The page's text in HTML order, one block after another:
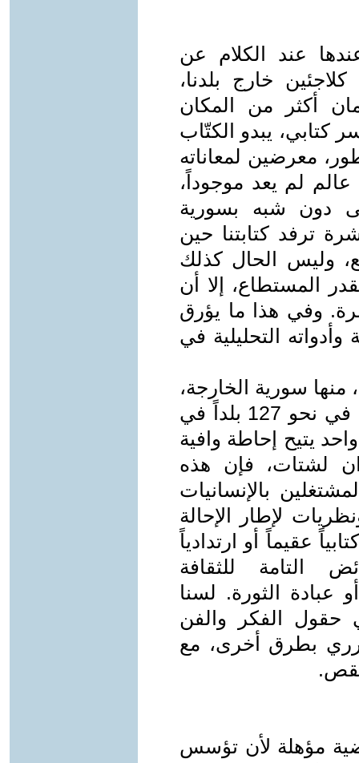
عند الكلام عن
كلاجئين خارج بلدنا،
أكثر من المكان
كتابي، يبدو الكتّاب
معرضين لمعاناته
لم يعد موجوداً،
دون شبه بسورية
ترفد كتابتنا حين
وليس الحال كذلك
المستطاع، إلا أن
وفي هذا ما يؤرق
التحليلية في
سورية الخارجة،
نحو 30 بالمئة من السوريين متناثرين في نحو 127 بلداً في
يتيح إحاطة وافية
لشتات، فإن هذه
بالإنسانيات
لإطار الإحالة
عقيماً أو ارتدادياً
التامة للثقافة
عبادة الثورة. لسنا
حقول الفكر والفن
بطرق أخرى، مع
مؤهلة لأن تؤسس